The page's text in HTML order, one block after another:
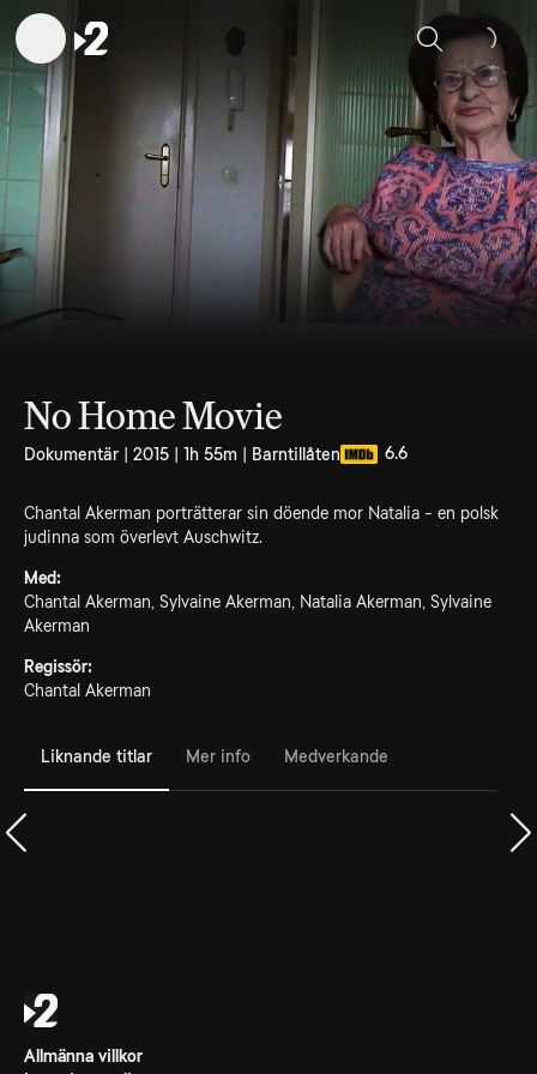
Sök
No Home Movie
Dokumentär | 2015 | 1h 55m | Barntillåten 6.6
Chantal Akerman porträtterar sin döende mor Natalia - en polsk
judinna som överlevt Auschwitz.
Med:
Chantal Akerman, Sylvaine Akerman, Natalia Akerman, Sylvaine
Akerman
Regissör:
Chantal Akerman
Liknande titlar Mer info Medverkande
Allmänna villkor